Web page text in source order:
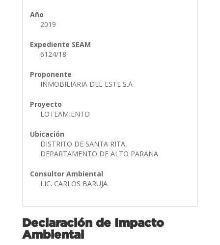
Año
2019
Expediente SEAM
6124/18
Proponente
INMOBILIARIA DEL ESTE S.A
Proyecto
LOTEAMIENTO
Ubicación
DISTRITO DE SANTA RITA,
DEPARTAMENTO DE ALTO PARANA
Consultor Ambiental
LIC. CARLOS BARUJA
Declaración de Impacto
Ambiental